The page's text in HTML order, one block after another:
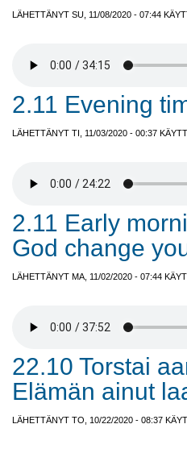
LÄHETTÄNYT SU, 11/08/2020 - 07:44
2.11 Evening
LÄHETTÄNYT TI, 11/03/2020 - 00:37
2.11 Early
God change
LÄHETTÄNYT MA, 11/02/2020 - 07:44
22.10 Torstai
Elämän ainut
LÄHETTÄNYT TO, 10/22/2020 - 08:37